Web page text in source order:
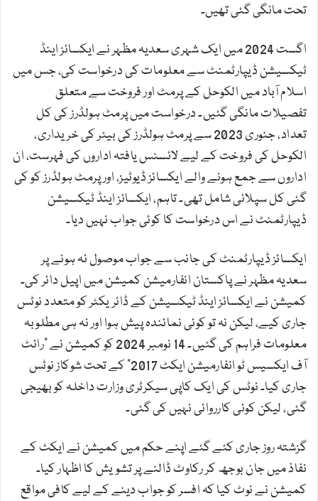
تحت مانگی گئی تھیں۔
اگست 2024 میں ایک شہری سعدیہ مظہر نے ایکسائز اینڈ
ٹیکسیشن ڈیپارٹمنٹ سے معلومات کی درخواست کی، جس میں
اسلام آباد میں الکوحل کے پرمٹ اور فروخت سے متعلق
تفصیلات مانگی گئیں۔ درخواست میں پرمٹ ہولڈرز کی کل
تعداد، جنوری 2023 سے پرمٹ ہولڈرز کی بیئر کی خریداری،
الکوحل کی فروخت کے لیے لائسنس یافتہ اداروں کی فہرست، ان
اداروں سے جمع ہونے والے ایکسائز ڈیوٹیز، اور پرمٹ ہولڈرز کو کی
گئی کل سپلائی شامل تھی۔ تاہم، ایکسائز اینڈ ٹیکسیشن
ڈیپارٹمنٹ نے اس درخواست کا کوئی جواب نہیں دیا۔
ایکسائز ڈیپارٹمنٹ کی جانب سے جواب موصول نہ ہونے پر
سعدیہ مظہر نے پاکستان انفارمیشن کمیشن میں اپیل دائر کی۔
کمیشن نے ایکسائز اینڈ ٹیکسیشن کے ڈائریکٹر کو متعدد نوٹس
جاری کیے، لیکن نہ تو کوئی نمائندہ پیش ہوا اور نہ ہی مطلوبہ
معلومات فراہم کی گئیں۔ 14 نومبر 2024 کو کمیشن نے "رائٹ
آف ایکسیس ٹو انفارمیشن ایکٹ 2017” کے تحت شوکاز نوٹس
جاری کیا۔ نوٹس کی ایک کاپی سیکرٹری وزارت داخلہ کو بھیجی
گئی، لیکن کوئی کارروائی نہیں کی گئی۔
گزشتہ روز جاری کئے گئے اپنے حکم میں کمیشن نے ایکٹ کے
نفاذ میں جان بوجھ کر رکاوٹ ڈالنے پر تشویش کا اظہار کیا۔
کمیشن نے نوٹ کیا کہ افسر کو جواب دینے کے لیے کافی مواقع